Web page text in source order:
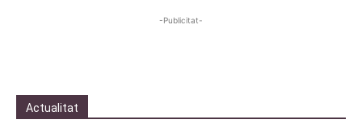
-Publicitat-
Actualitat